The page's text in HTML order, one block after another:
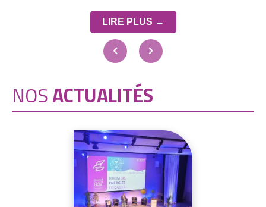
LIRE PLUS →
NOSACTUALITÉS